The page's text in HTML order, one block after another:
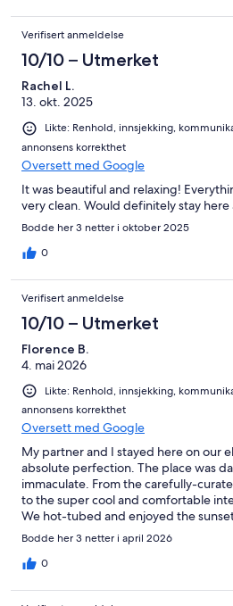
forward to another stay.
Verifisert anmeldelse
10/10 – Utmerket
Rachel L.
13. okt. 2025
Likte: Renhold, innsjekking,
annonsens korrekthet
Oversett med Google
It was beautiful and relaxing!
very clean. Would definitely stay here
Bodde her 3 netter i oktober 2025
0
Verifisert anmeldelse
10/10 – Utmerket
Florence B.
4. mai 2026
Likte: Renhold, innsjekking,
annonsens korrekthet
Oversett med Google
My partner and I stayed here on our
absolute perfection. The place was
immaculate. From the carefully-
to the super cool and comfortable
We hot-tubed and enjoyed the
caught the full moon rise over the
the beds are comfortable. Kitchen is
you might need to cook with and the
Communication with Alison was a
Bodde her 3 netter i april 2026
0